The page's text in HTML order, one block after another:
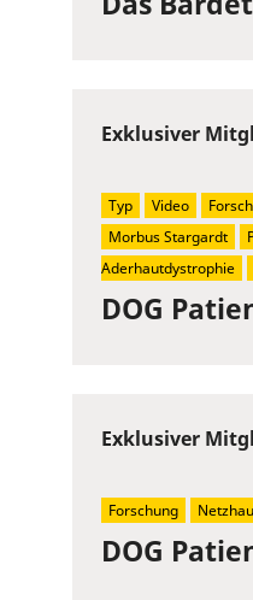
DOG
Exklusiver
Typ Video
Morbus Stargardt
Aderhautdystrophie
DOG
Exklusiver
Forschung